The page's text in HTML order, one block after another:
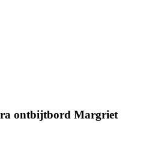
ontbijtbord Margriet